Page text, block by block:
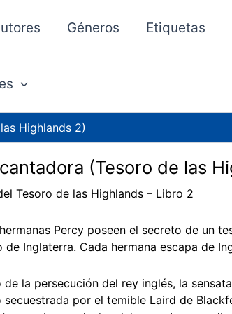
Géneros Etiquetas
Highlands 2)
(Tesoro de las
Tesoro de las Highlands – Libro 2
Percy poseen el secreto de un
de Inglaterra. Cada hermana escapa de
de la persecución del rey inglés, la
secuestrada por el temible Laird de